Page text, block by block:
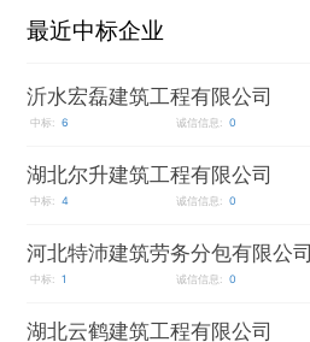
最近中标企业
沂水宏磊建筑工程有限公司
中标: 6 诚信信息: 0
湖北尔升建筑工程有限公司
中标: 4 诚信信息: 0
河北特沛建筑劳务分包有限公司
中标: 1 诚信信息: 0
湖北云鹤建筑工程有限公司